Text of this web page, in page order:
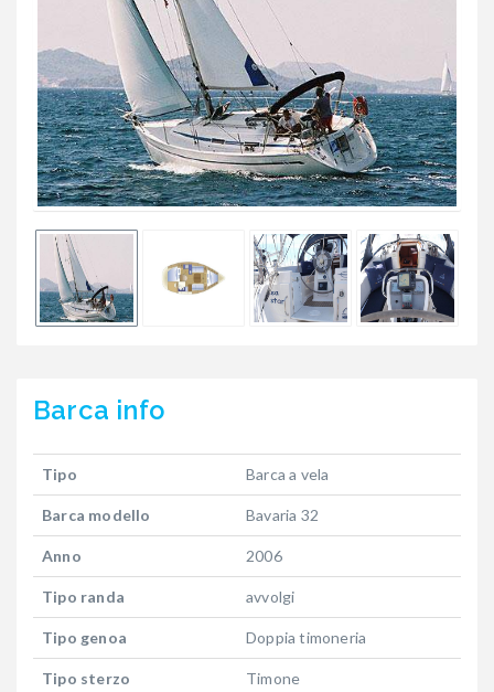
Barca info
Tipo Barca a vela
Barca modello Bavaria 32
Anno 2006
Tipo randa avvolgi
Tipo genoa Doppia timoneria
Tipo sterzo Timone